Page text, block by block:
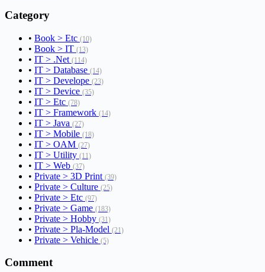
Category
• Book > Etc (10)
• Book > IT (13)
• IT > .Net (114)
• IT > Database (14)
• IT > Develope (23)
• IT > Device (35)
• IT > Etc (78)
• IT > Framework (14)
• IT > Java (27)
• IT > Mobile (18)
• IT > OAM (27)
• IT > Utility (11)
• IT > Web (37)
• Private > 3D Print (39)
• Private > Culture (25)
• Private > Etc (97)
• Private > Game (183)
• Private > Hobby (31)
• Private > Pla-Model (21)
• Private > Vehicle (5)
Comment